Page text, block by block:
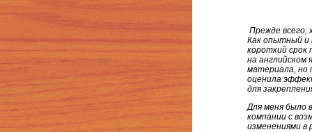
Прежде всего,
Как опытный и
короткий срок
на английском
материала, но
оценила
для
Для меня было
компании с
изменениями в